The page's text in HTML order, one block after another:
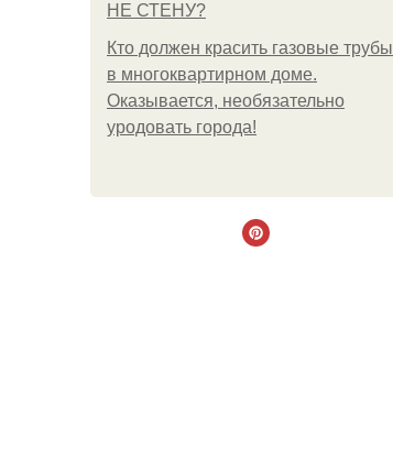
НЕ СТЕНУ?
Кто должен красить газовые трубы
в многоквартирном доме.
Оказывается, необязательно
уродовать города!